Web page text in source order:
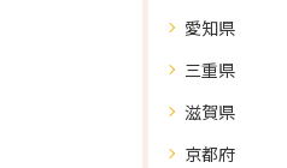
愛知県
三重県
滋賀県
京都府